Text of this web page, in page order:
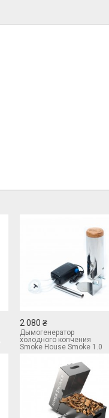
2 080 ₴
Дымогенератор
холодного копчения
Smoke House Smoke 1.0